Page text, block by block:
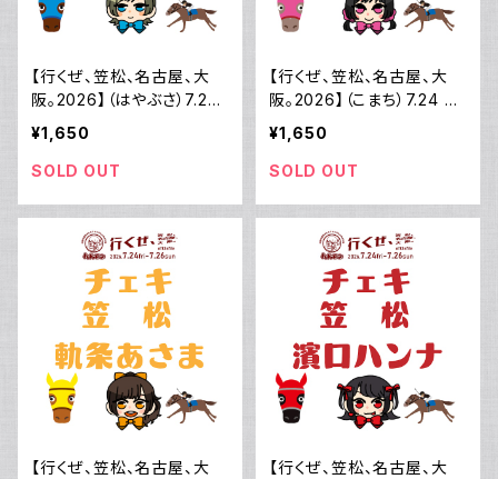
【行くぜ、笠松、名古屋、大
阪。2026】（はやぶさ）7.24
笠松チェキ
¥1,650
SOLD OUT
【行くぜ、笠松、名古屋、大
阪。2026】（こまち）7.24 笠
松チェキ
¥1,650
SOLD OUT
【行くぜ、笠松、名古屋、大
【行くぜ、笠松、名古屋、大